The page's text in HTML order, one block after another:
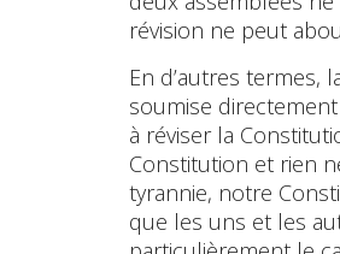
révision ne peut
En d’autres
soumise
à réviser la
Constitution et rien
tyrannie, notre
que les uns et les